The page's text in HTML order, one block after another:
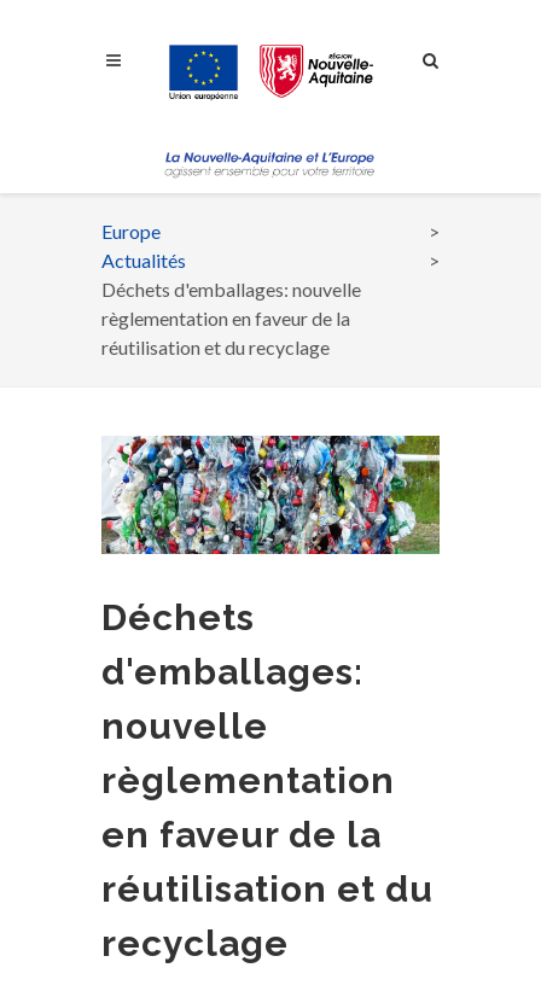
Fil
d'Ariane
Europe
Actualités
Déchets d'emballages: nouvelle
règlementation en faveur de la
réutilisation et du recyclage
Déchets
d'emballages:
nouvelle
règlementation
en faveur de la
réutilisation et du
recyclage